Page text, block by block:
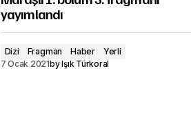
yayımlandı
Dizi Fragman Haber
Yerli
7 Ocak 2021byIşık Türkoral